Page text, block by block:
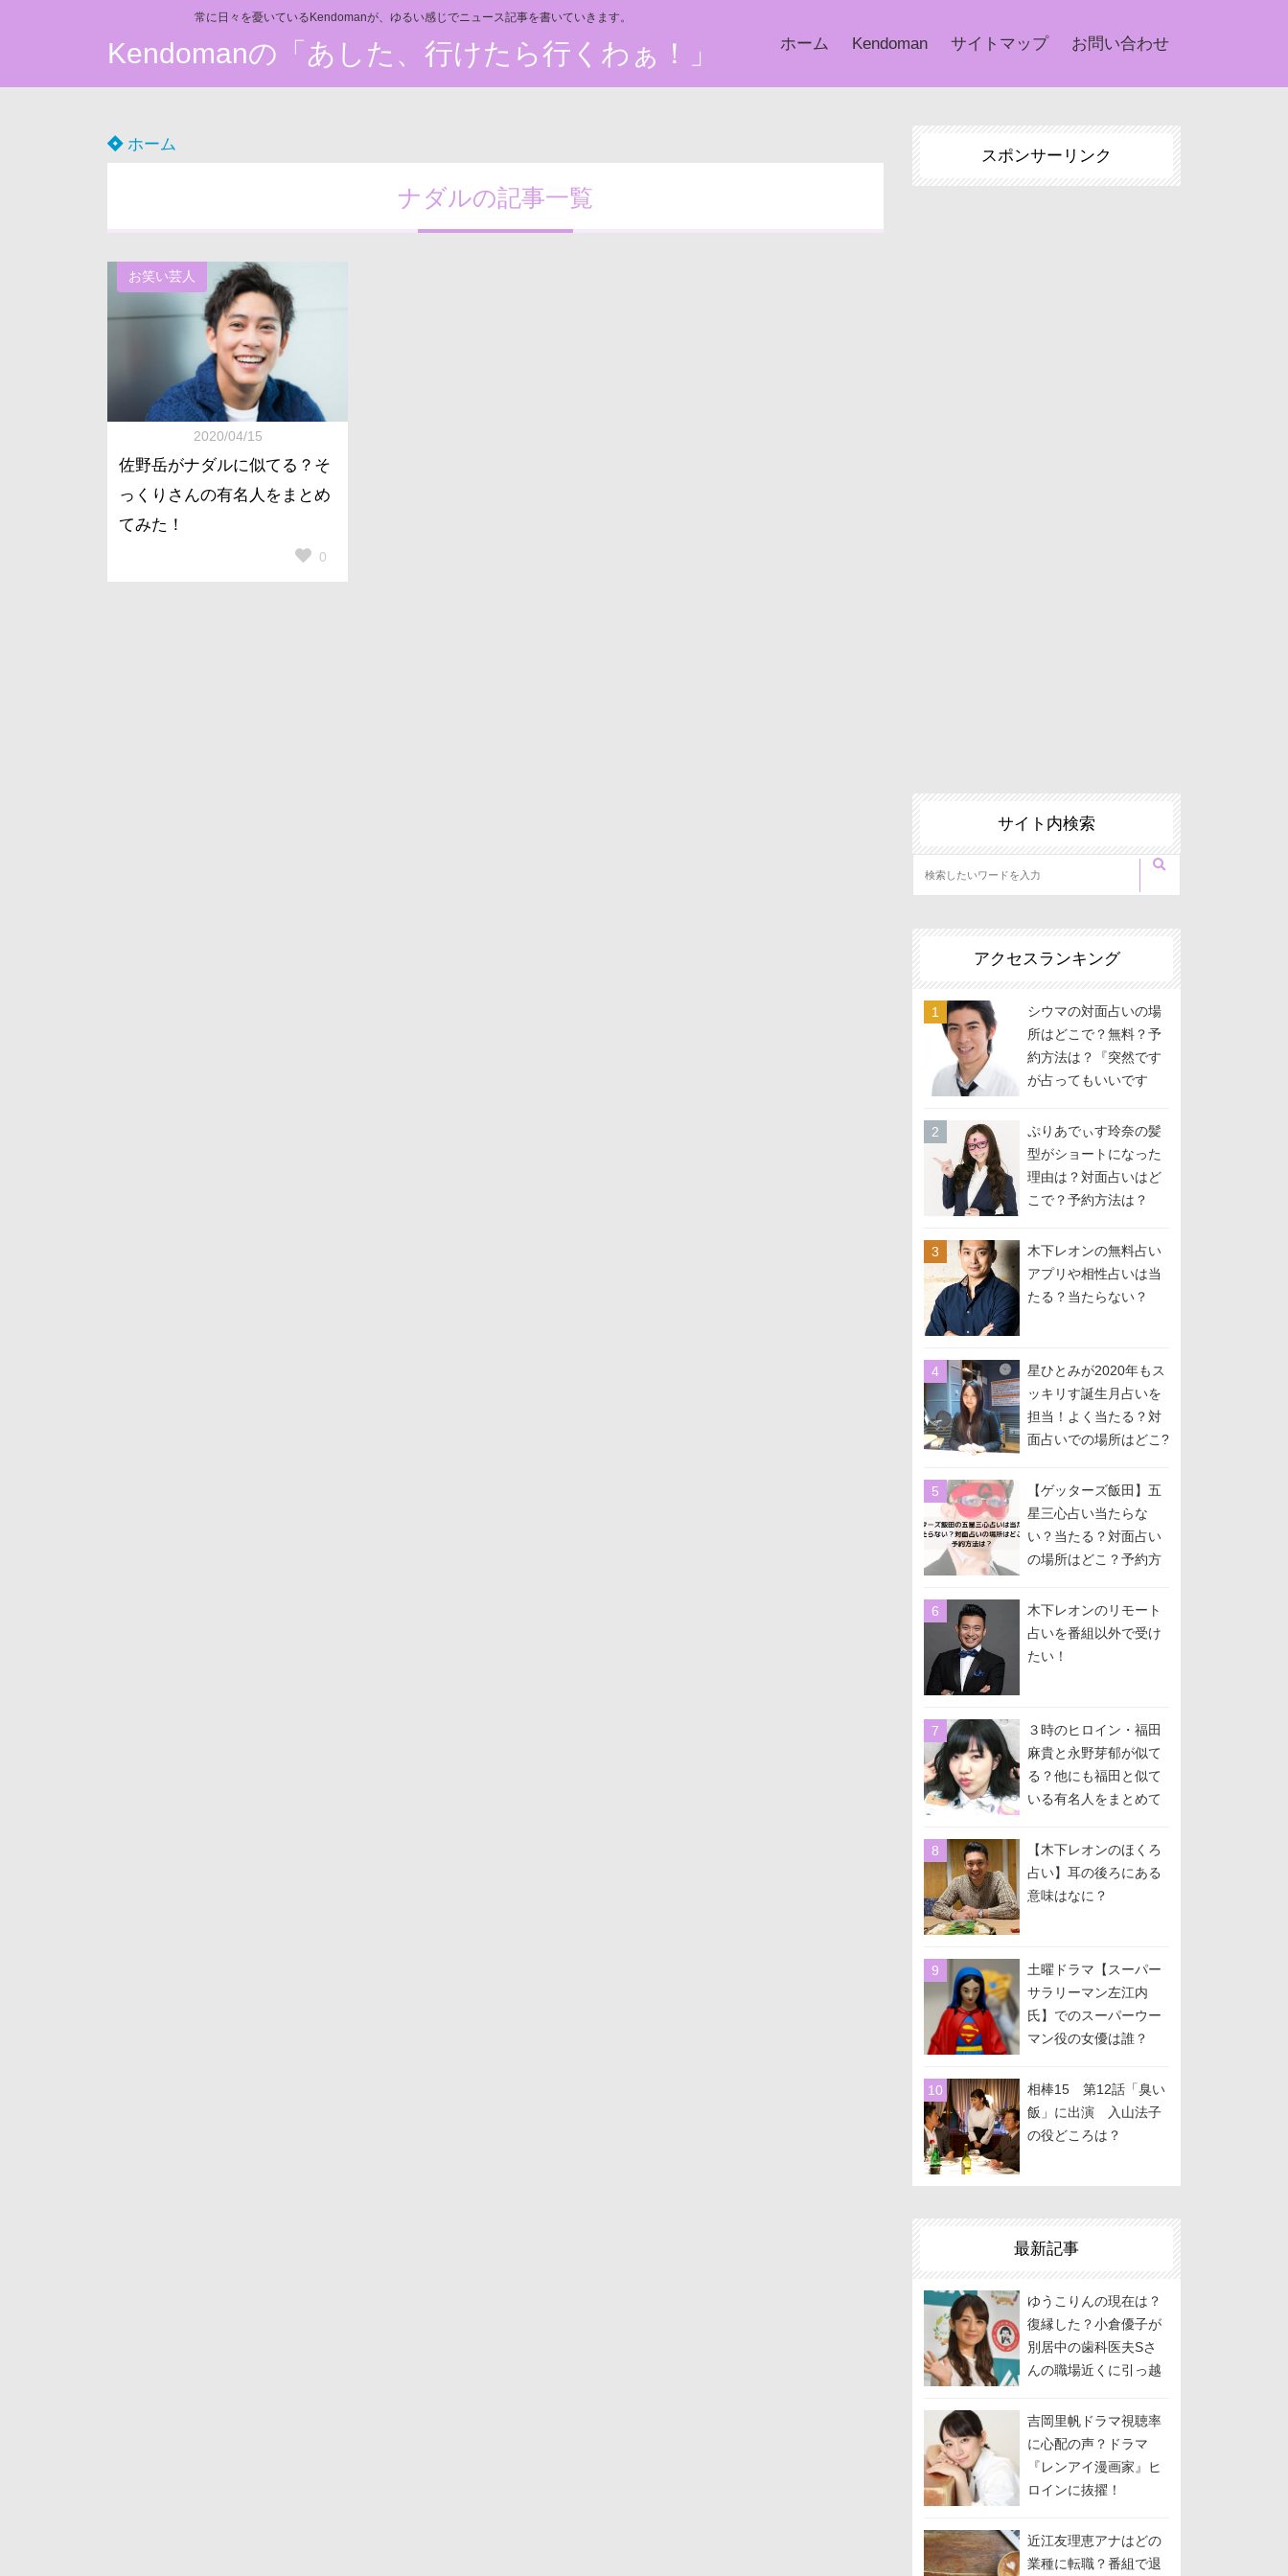
常に日々を憂いているKendomanが、ゆるい感じでニュース記事を書いていきます。
Kendomanの「あした、行けたら行くわぁ！」 ホーム Kendoman サイトマップ お問い合わせ
ホーム
ナダルの記事一覧
お笑い芸人
2020/04/15
佐野岳がナダルに似てる？そ
っくりさんの有名人をまとめ
てみた！
0
スポンサーリンク
サイト内検索
アクセスランキング
シウマの対面占いの場
所はどこで？無料？予
約方法は？『突然です
が占ってもいいです
ぷりあでぃす玲奈の髪
型がショートになった
理由は？対面占いはど
こで？予約方法は？
木下レオンの無料占い
アプリや相性占いは当
たる？当たらない？
星ひとみが2020年もス
ッキリす誕生月占いを
担当！よく当たる？対
面占いでの場所はどこ?
【ゲッターズ飯田】五
星三心占い当たらな
い？当たる？対面占い
の場所はどこ？予約方
木下レオンのリモート
占いを番組以外で受け
たい！
３時のヒロイン・福田
麻貴と永野芽郁が似て
る？他にも福田と似て
いる有名人をまとめて
【木下レオンのほくろ
占い】耳の後ろにある
意味はなに？
土曜ドラマ【スーパー
サラリーマン左江内
氏】でのスーパーウー
マン役の女優は誰？
相棒15 第12話「臭い
飯」に出演 入山法子
の役どころは？
最新記事
ゆうこりんの現在は？
復縁した？小倉優子が
別居中の歯科医夫Sさ
んの職場近くに引っ越
索？
吉岡里帆ドラマ視聴率
に心配の声？ドラマ
『レンアイ漫画家』ヒ
ロインに抜擢！
近江友理恵アナはどの
業種に転職？番組で退